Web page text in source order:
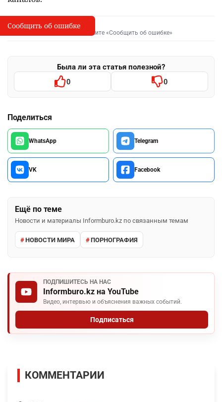
I
Сообщить об опечатке
Выделите фрагмент и нажмите «Сообщить об ошибке»
Была ли эта статья полезной?
0 0
Поделиться
WhatsApp Telegram
VK Facebook
Ещё по теме
Новости и материалы Informburo.kz по связанным темам
НОВОСТИ МИРА ПОРНОГРАФИЯ
ПОДПИШИТЕСЬ НА НАС
Informburo.kz на YouTube
Видео, интервью и объяснения важных событий.
Подписаться
Сообщить об ошибке
КОММЕНТАРИИ